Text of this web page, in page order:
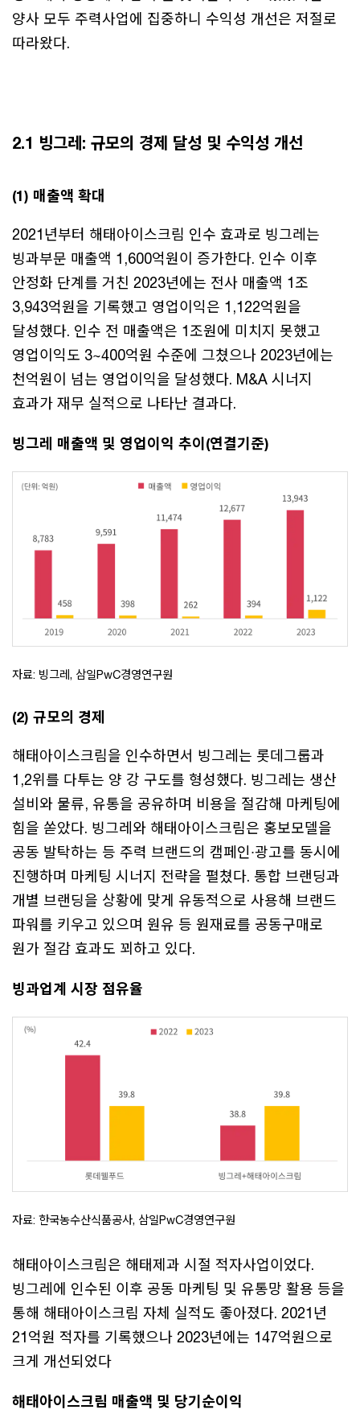
양사 모두 주력사업에 집중하니 수익성 개선은 저절로
따라왔다.
2.1 빙그레: 규모의 경제 달성 및 수익성 개선
(1) 매출액 확대
2021년부터 해태아이스크림 인수 효과로 빙그레는
빙과부문 매출액 1,600억원이 증가한다. 인수 이후
안정화 단계를 거친 2023년에는 전사 매출액 1조
3,943억원을 기록했고 영업이익은 1,122억원을
달성했다. 인수 전 매출액은 1조원에 미치지 못했고
영업이익도 3~400억원 수준에 그쳤으나 2023년에는
천억원이 넘는 영업이익을 달성했다. M&A 시너지
효과가 재무 실적으로 나타난 결과다.
빙그레 매출액 및 영업이익 추이(연결기준)
자료: 빙그레, 삼일PwC경영연구원
(2) 규모의 경제
해태아이스크림을 인수하면서 빙그레는 롯데그룹과
1,2위를 다투는 양 강 구도를 형성했다. 빙그레는 생산
설비와 물류, 유통을 공유하며 비용을 절감해 마케팅에
힘을 쏟았다. 빙그레와 해태아이스크림은 홍보모델을
공동 발탁하는 등 주력 브랜드의 캠페인∙광고를 동시에
진행하며 마케팅 시너지 전략을 펼쳤다. 통합 브랜딩과
개별 브랜딩을 상황에 맞게 유동적으로 사용해 브랜드
파워를 키우고 있으며 원유 등 원재료를 공동구매로
원가 절감 효과도 꾀하고 있다.
빙과업계 시장 점유율
자료: 한국농수산식품공사, 삼일PwC경영연구원
해태아이스크림은 해태제과 시절 적자사업이었다.
빙그레에 인수된 이후 공동 마케팅 및 유통망 활용 등을
통해 해태아이스크림 자체 실적도 좋아졌다. 2021년
21억원 적자를 기록했으나 2023년에는 147억원으로
크게 개선되었다
해태아이스크림 매출액 및 당기순이익